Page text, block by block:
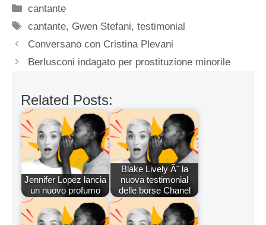
Categorie
cantante
Tag
cantante, Gwen Stefani,testimonial
Conversano con Cristina Plevani
Berlusconi indagato per prostituzione minorile
Related Posts:
Jennifer Lopez lancia
un nuovo profumo
Blake Lively Ã¨ la
nuova testimonial
delle borse Chanel